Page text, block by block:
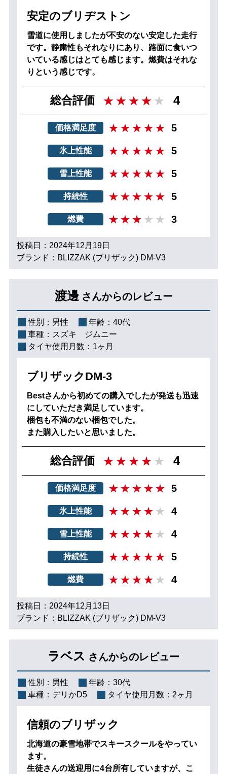
安定のブリヂストン
雪道に使用しましたが不安のない安定した走行
です。静粛性もそれなりにあり、路面に食いつ
いている感じはとても感じます。燃費はそれな
りという感じです。
総合評価 4
価格満足度 5
氷上性能 5
雪上性能 5
持続性 5
燃費 3
投稿日：2024年12月19日
ブランド：BLIZZAK (ブリザック) DM-V3
渡邊 さんからのレビュー
性別： 男性 年齢： 40代
車種： スズキ ジムニー
タイヤ使用月数： 1ヶ月
ブリザックDM-3
Bestさんから初めての購入でしたが発送も迅速
にしていただき満足しています。
梱包も不満のない梱包でした。
また購入したいと思いました。
総合評価 4
価格満足度 5
氷上性能 4
雪上性能 4
持続性 5
燃費 4
投稿日：2024年12月13日
ブランド：BLIZZAK (ブリザック) DM-V3
ラベス さんからのレビュー
性別： 男性 年齢： 30代
車種： デリかD5 タイヤ使用月数： 2ヶ月
信頼のブリザック
北海道の豪雪地帯でスキースクールをやってい
ます。
生徒さんの送迎用に4台所有していますが、こ